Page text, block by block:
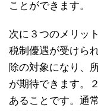
ことができます。
次に３つのメリッ
税制優遇が受けら
除の対象になり、
が期待できます。
あることです。通